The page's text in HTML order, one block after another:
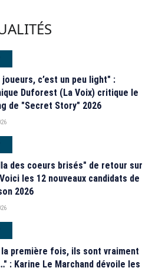
c’est un peu light" :
Duforest (La Voix) critique le
de "Secret Story" 2026
des coeurs brisés" de retour sur
les 12 nouveaux candidats de
2026
la première fois, ils sont vraiment
: Karine Le Marchand dévoile les